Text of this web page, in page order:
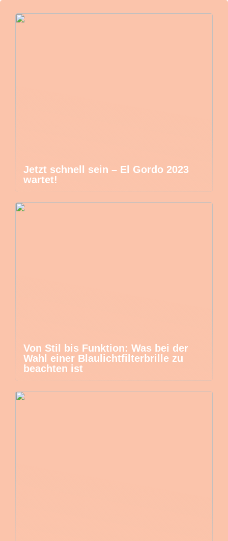
Jetzt schnell sein – El Gordo 2023
wartet!
Von Stil bis Funktion: Was bei der
Wahl einer Blaulichtfilterbrille zu
beachten ist